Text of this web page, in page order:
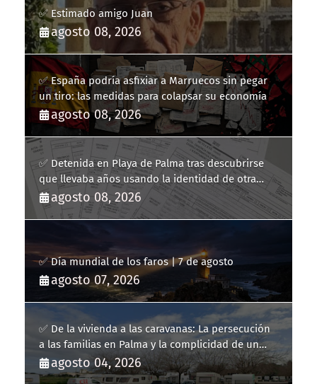
✅ Estimado amigo Juan
agosto 08, 2026
✅ España podría asfixiar a Marruecos sin pegar
un tiro: las medidas para colapsar su economía
agosto 08, 2026
✅ Detenida en Playa de Palma tras descubrirse
que llevaba años usando la identidad de otra
persona
agosto 08, 2026
✅ Día mundial de los faros | 7 de agosto
agosto 07, 2026
✅ De la vivienda a las caravanas: La persecución
a las familias en Palma y la complicidad de un
fracaso heredado
agosto 04, 2026